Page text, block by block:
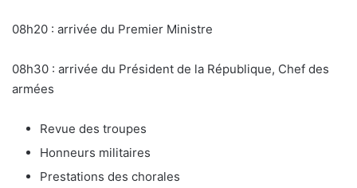
08h20 : arrivée du Premier Ministre
08h30 : arrivée du Président de la République, Chef des
armées
Revue des troupes
Honneurs militaires
Prestations des chorales